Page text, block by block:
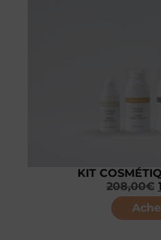
KIT
208,00€